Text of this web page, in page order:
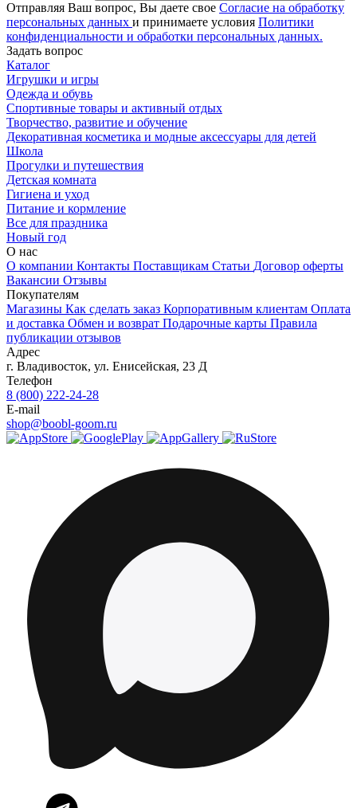
Отправляя Ваш вопрос, Вы даете свое Согласие на обработку
персональных данных и принимаете условия Политики
конфиденциальности и обработки персональных данных.
Задать вопрос
Каталог
Игрушки и игры
Одежда и обувь
Спортивные товары и активный отдых
Творчество, развитие и обучение
Декоративная косметика и модные аксессуары для детей
Школа
Прогулки и путешествия
Детская комната
Гигиена и уход
Питание и кормление
Все для праздника
Новый год
О нас
О компании Контакты Поставщикам Статьи Договор оферты
Вакансии Отзывы
Покупателям
Магазины Как сделать заказ Корпоративным клиентам Оплата
и доставка Обмен и возврат Подарочные карты Правила
публикации отзывов
Адрес
г. Владивосток, ул. Енисейская, 23 Д
Телефон
8 (800) 222-24-28
E-mail
shop@boobl-goom.ru